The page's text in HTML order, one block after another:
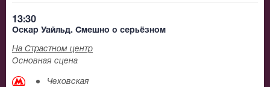
13:30
Оскар Уайльд. Смешно о серьёзном
На Страстном центр
Основная сцена
Чеховская